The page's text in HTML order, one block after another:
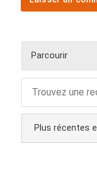
Parcourir